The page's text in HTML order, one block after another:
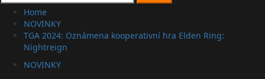
Home
NOVINKY
TGA 2024: Oznámena kooperativní hra Elden Ring:
Nightreign
NOVINKY